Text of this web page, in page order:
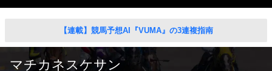
【連載】競馬予想AI『VUMA』の3連複指南
マチカネスケサン